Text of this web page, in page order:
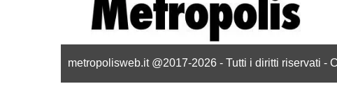
metropolisweb.it @2017-2026 - Tutti i diritti riservati -